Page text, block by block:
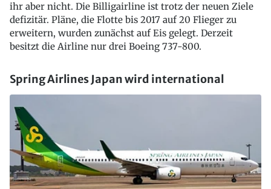
ihr aber nicht. Die Billigairline ist trotz der neuen Ziele
defizitär. Pläne, die Flotte bis 2017 auf 20 Flieger zu
erweitern, wurden zunächst auf Eis gelegt. Derzeit
besitzt die Airline nur drei Boeing 737-800.
Spring Airlines Japan wird international